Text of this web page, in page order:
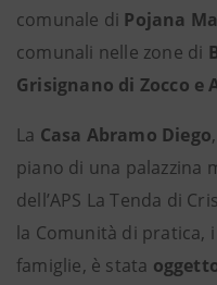
comunale di Pojana
comunali nelle zone di
Grisignano di Zocco e
La Casa Abramo Diego
piano di una palazzina
dell’APS La Tenda di
la Comunità di pratica,
famiglie, è stata